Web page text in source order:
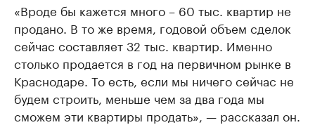
«Вроде бы кажется много – 60 тыс. квартир не
продано. В то же время, годовой объем сделок
сейчас составляет 32 тыс. квартир. Именно
столько продается в год на первичном рынке в
Краснодаре. То есть, если мы ничего сейчас не
будем строить, меньше чем за два года мы
сможем эти квартиры продать», — рассказал он.